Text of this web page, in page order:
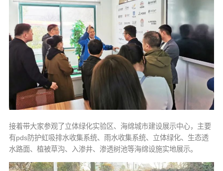
接着带大家参观了立体绿化实验区、海绵城市建设展示中心，主要
有pds防护虹吸排水收集系统、雨水收集系统、立体绿化、生态透
水路面、植被草沟、入渗井、渗透树池等海绵设施实地展示。